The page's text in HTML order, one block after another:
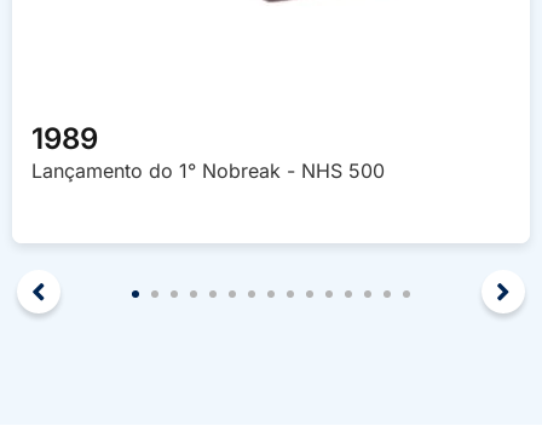
1989
Lançamento do 1° Nobreak - NHS 500
1 2 3 4 5 9 1011